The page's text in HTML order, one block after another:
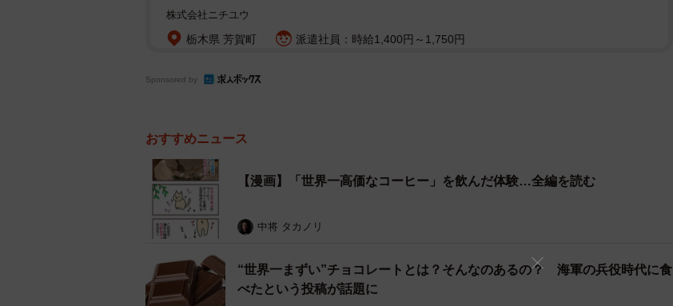
みじんこさんに話を聞いた。
ーー味わいや香りについて感想をあらためて。
みじんこ：色が薄くてまるで紅茶のように感じました。いつも飲むのは苦めのコーヒーなの
で、それに比べると酸味が強く、コーヒーらしさはなかったです。
ーー投稿が反響を呼びました。
株式会社ニチユウ
栃木県 芳賀町 派遣社員：時給1,400円～1,750円
Sponsored by
おすすめニュース
【漫画】「世界一高価なコーヒー」を飲んだ体験…全編を読む
中将 タカノリ
“世界一まずい”チョコレートとは？そんなのあるの？ 海軍の兵役時代に食
べたという投稿が話題に